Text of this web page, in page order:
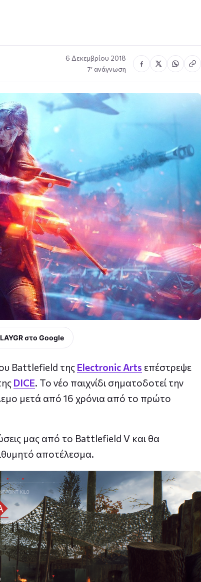
6 Δεκεμβρίου 2018
7′ ανάγνωση
στο Google
Battlefield της Electronic Arts επέστρεψε
DICE. Το νέο παιχνίδι σηματοδοτεί την
μετά από 16 χρόνια από το πρώτο
μας από το Battlefield V και θα
αποτέλεσμα.